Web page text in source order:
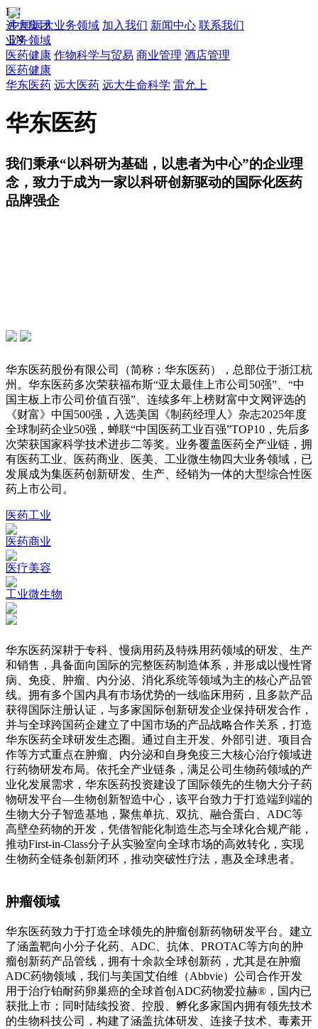
EN
远大集团 业务领域 加入我们 新闻中心 联系我们
业务领域
医药健康 作物科学与贸易 商业管理 酒店管理
医药健康
华东医药 远大医药 远大生命科学 雷允上
中国远大
EN
华东医药
我们秉承“以科研为基础，以患者为中心”的企业理
念，致力于成为一家以科研创新驱动的国际化医药
品牌强企
华东医药股份有限公司（简称：华东医药），总部位于浙江杭
州。华东医药多次荣获福布斯“亚太最佳上市公司50强”、“中
国主板上市公司价值百强”、连续多年上榜财富中文网评选的
《财富》中国500强，入选美国《制药经理人》杂志2025年度
全球制药企业50强，蝉联“中国医药工业百强”TOP10，先后多
次荣获国家科学技术进步二等奖。业务覆盖医药全产业链，拥
有医药工业、医药商业、医美、工业微生物四大业务领域，已
发展成为集医药创新研发、生产、经销为一体的大型综合性医
药上市公司。
医药工业
医药商业
医疗美容
工业微生物
华东医药深耕于专科、慢病用药及特殊用药领域的研发、生产
和销售，具备面向国际的完整医药制造体系，并形成以慢性肾
病、免疫、肿瘤、内分泌、消化系统等领域为主的核心产品管
线。拥有多个国内具有市场优势的一线临床用药，且多款产品
获得国际注册认证，与多家国际创新研发企业保持研发合作，
并与全球跨国药企建立了中国市场的产品战略合作关系，打造
华东医药全球研发生态圈。通过自主开发、外部引进、项目合
作等方式重点在肿瘤、内分泌和自身免疫三大核心治疗领域进
行药物研发布局。依托全产业链条，满足公司生物药领域的产
业化发展需求，华东医药投资建设了国际领先的生物大分子药
物研发平台—生物创新智造中心，该平台致力于打造端到端的
生物大分子智造基地，聚焦单抗、双抗、融合蛋白、ADC等
高壁垒药物的开发，凭借智能化制造生态与全球化合规产能，
推动First-in-Class分子从实验室向全球市场的高效转化，实现
生物药全链条创新闭环，推动突破性疗法，惠及全球患者。
肿瘤领域
华东医药致力于打造全球领先的肿瘤创新药物研发平台。建立
了涵盖靶向小分子化药、ADC、抗体、PROTAC等方向的肿
瘤创新药产品管线，拥有十余款全球创新药，尤其是在肿瘤
ADC药物领域，我们与美国艾伯维（Abbvie）公司合作开发
用于治疗铂耐药卵巢癌的全球首创ADC药物爱拉赫®，国内已
获批上市；同时陆续投资、控股、孵化多家国内拥有领先技术
的生物科技公司，构建了涵盖抗体研发、连接子技术、毒素开